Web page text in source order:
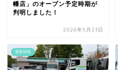
幡店」のオープン予定時期が
判明しました！
2026年5月23日
最新情報